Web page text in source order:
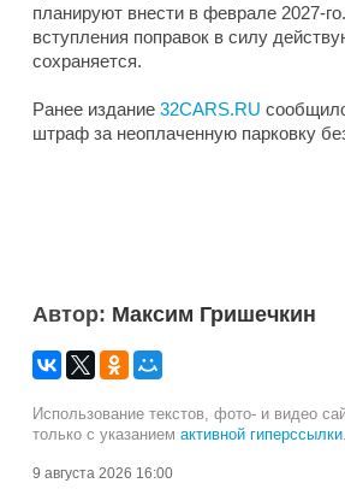
планируют внести в феврале 2027-
вступления поправок в силу
сохраняется.
Ранее издание 32CARS.RU
штраф за неоплаченную парковку
Автор: Максим Гришечкин
Использование текстов, фото- и видео
только с указанием активной гиперссылки
9 августа 2026 16:00